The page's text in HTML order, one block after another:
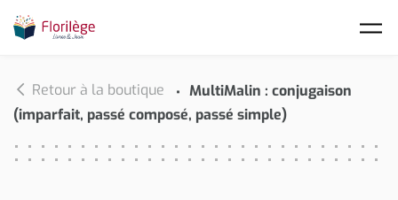
Retour à la boutique
MultiMalin : conjugaison
(imparfait, passé composé, passé simple)